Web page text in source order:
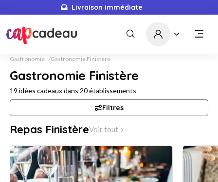
Livraison immédiate
Gastronomie Gastronomie Finistère
Gastronomie Finistère
19 idées cadeaux dans 20établissements
Filtres
Repas FinistèreVoir tout